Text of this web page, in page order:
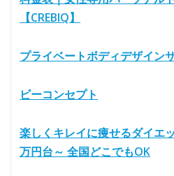
【CREBIQ】
プライベートボディデザイン
ビーコンセプト
楽しくキレイに痩せるダイエ
万円台～ 全国どこでもOK